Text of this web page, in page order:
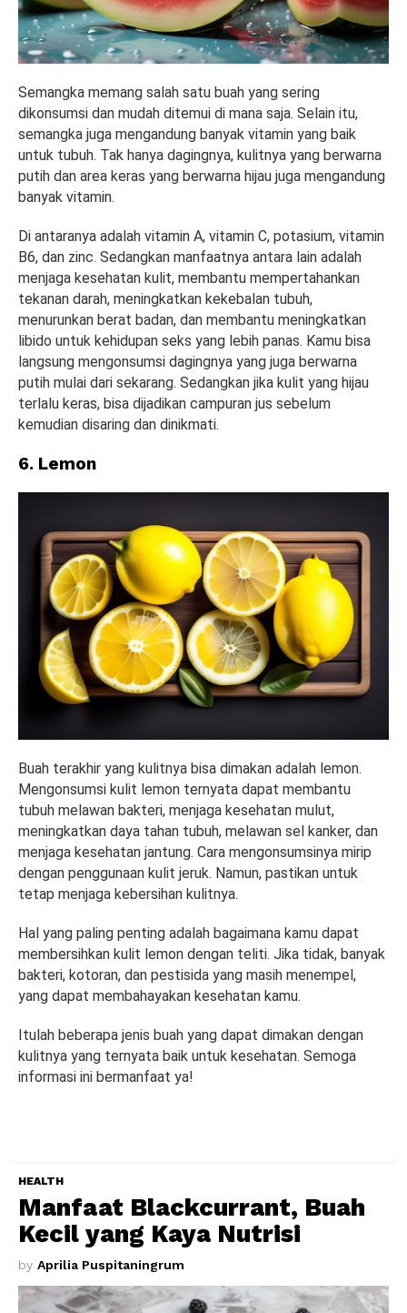
Semangka memang salah satu buah yang sering
dikonsumsi dan mudah ditemui di mana saja. Selain itu,
semangka juga mengandung banyak vitamin yang baik
untuk tubuh. Tak hanya dagingnya, kulitnya yang berwarna
putih dan area keras yang berwarna hijau juga mengandung
banyak vitamin.
Di antaranya adalah vitamin A, vitamin C, potasium, vitamin
B6, dan zinc. Sedangkan manfaatnya antara lain adalah
menjaga kesehatan kulit, membantu mempertahankan
tekanan darah, meningkatkan kekebalan tubuh,
menurunkan berat badan, dan membantu meningkatkan
libido untuk kehidupan seks yang lebih panas. Kamu bisa
langsung mengonsumsi dagingnya yang juga berwarna
putih mulai dari sekarang. Sedangkan jika kulit yang hijau
terlalu keras, bisa dijadikan campuran jus sebelum
kemudian disaring dan dinikmati.
6. Lemon
Buah terakhir yang kulitnya bisa dimakan adalah lemon.
Mengonsumsi kulit lemon ternyata dapat membantu
tubuh melawan bakteri, menjaga kesehatan mulut,
meningkatkan daya tahan tubuh, melawan sel kanker, dan
menjaga kesehatan jantung. Cara mengonsumsinya mirip
dengan penggunaan kulit jeruk. Namun, pastikan untuk
tetap menjaga kebersihan kulitnya.
Hal yang paling penting adalah bagaimana kamu dapat
membersihkan kulit lemon dengan teliti. Jika tidak, banyak
bakteri, kotoran, dan pestisida yang masih menempel,
yang dapat membahayakan kesehatan kamu.
Itulah beberapa jenis buah yang dapat dimakan dengan
kulitnya yang ternyata baik untuk kesehatan. Semoga
informasi ini bermanfaat ya!
HEALTH
Manfaat Blackcurrant, Buah
Kecil yang Kaya Nutrisi
by Aprilia Puspitaningrum